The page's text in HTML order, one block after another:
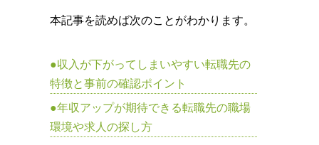
本記事を読めば次のことがわかります。
収入が下がってしまいやすい転職先の
特徴と事前の確認ポイント
年収アップが期待できる転職先の職場
環境や求人の探し方